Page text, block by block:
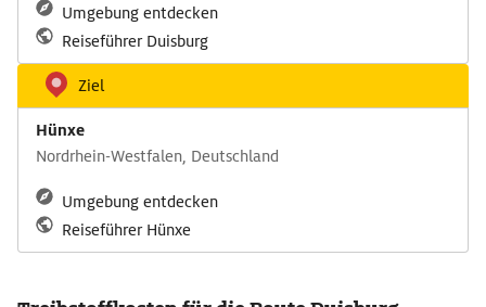
Umgebung entdecken
Reiseführer Duisburg
Ziel
Hünxe
Nordrhein-Westfalen, Deutschland
Umgebung entdecken
Reiseführer Hünxe